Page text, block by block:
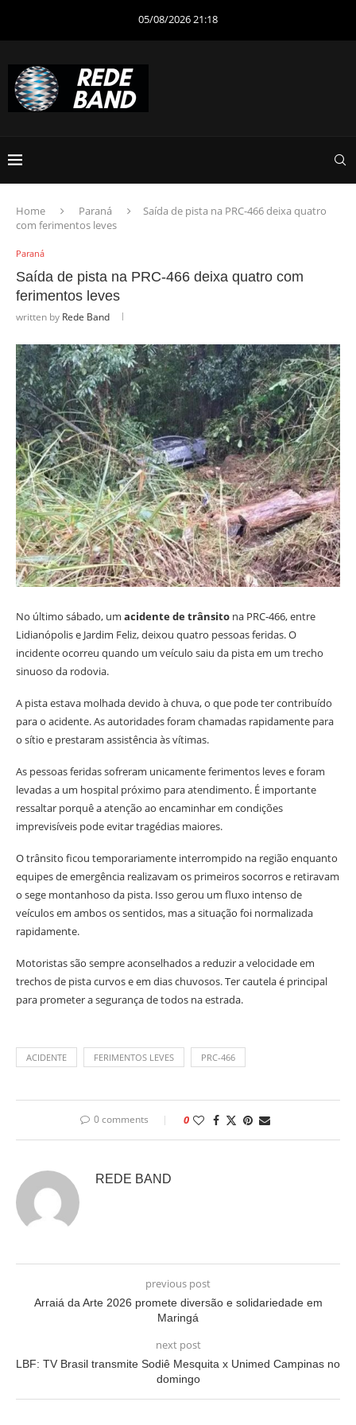
05/08/2026 21:18
Home Paraná
Saída de pista na PRC-466 deixa quatro
com ferimentos leves
Paraná
Saída de pista na PRC-466 deixa quatro com
ferimentos leves
written by Rede Band
No último sábado, um acidente de trânsito na PRC-466, entre
Lidianópolis e Jardim Feliz, deixou quatro pessoas feridas. O
incidente ocorreu quando um veículo saiu da pista em um trecho
sinuoso da rodovia.
A pista estava molhada devido à chuva, o que pode ter contribuído
para o acidente. As autoridades foram chamadas rapidamente para
o sítio e prestaram assistência às vítimas.
As pessoas feridas sofreram unicamente ferimentos leves e foram
levadas a um hospital próximo para atendimento. É importante
ressaltar porquê a atenção ao encaminhar em condições
imprevisíveis pode evitar tragédias maiores.
O trânsito ficou temporariamente interrompido na região enquanto
equipes de emergência realizavam os primeiros socorros e retiravam
o sege montanhoso da pista. Isso gerou um fluxo intenso de
veículos em ambos os sentidos, mas a situação foi normalizada
rapidamente.
Motoristas são sempre aconselhados a reduzir a velocidade em
trechos de pista curvos e em dias chuvosos. Ter cautela é principal
para prometer a segurança de todos na estrada.
ACIDENTE FERIMENTOS LEVES PRC-466
0 comments 0
REDE BAND
previous post
Arraiá da Arte 2026 promete diversão e solidariedade em
Maringá
next post
LBF: TV Brasil transmite Sodiê Mesquita x Unimed Campinas no
domingo